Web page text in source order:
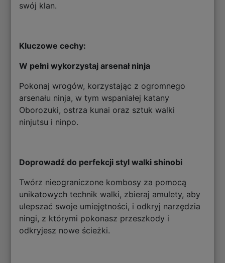
swój klan.
Kluczowe cechy:
W pełni wykorzystaj arsenał ninja
Pokonaj wrogów, korzystając z ogromnego
arsenału ninja, w tym wspaniałej katany
Oborozuki, ostrza kunai oraz sztuk walki
ninjutsu i ninpo.
Doprowadź do perfekcji styl walki shinobi
Twórz nieograniczone kombosy za pomocą
unikatowych technik walki, zbieraj amulety, aby
ulepszać swoje umiejętności, i odkryj narzędzia
ningi, z którymi pokonasz przeszkody i
odkryjesz nowe ścieżki.